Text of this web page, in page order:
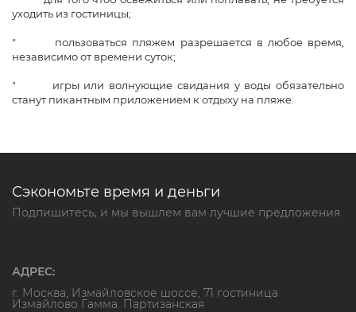
уходить из гостиницы;
" пользоваться пляжем разрешается в любое время,
независимо от времени суток;
" игры или волнующие свидания у воды обязательно
станут пикантным приложением к отдыху на пляже.
Сэкономьте время и деньги
Подпишитесь, и мы вышлем вам лучшие предложения
АДРЕС:
г. Москва, Измайловское шоссе, 71 гостиница
Измайлово Гамма. Партизанская